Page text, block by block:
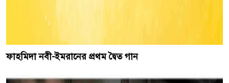
ফাহমিদা নবী-ইমরানের প্রথম দ্বৈত গান